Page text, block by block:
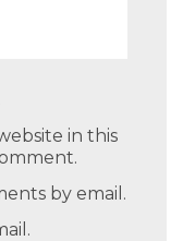
in this
by email.